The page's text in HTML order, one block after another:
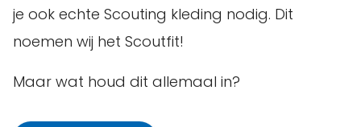
je ook echte Scouting kleding nodig. Dit
noemen wij het Scoutfit!
Maar wat houd dit allemaal in?